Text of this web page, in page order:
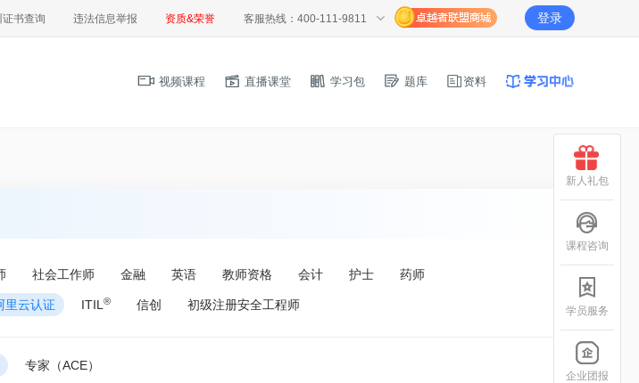
证书查询 违法信息举报 资质&荣誉 客服热线：400-111-9811 登录
视频课程 直播课堂 学习包 题库 资料
社会工作师 金融 英语 教师资格 会计 护士 药师
里云认证 ITIL ® 信创 初级注册安全工程师
专家（ACE）
新人礼包
课程咨询
学员服务
企业团报